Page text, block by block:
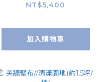
NT$5,400
加入購物車